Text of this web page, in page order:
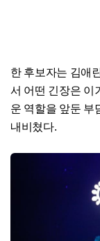
한 후보자는 김애
서 어떤 긴장은 이
운 역할을 앞둔 부
내비쳤다.